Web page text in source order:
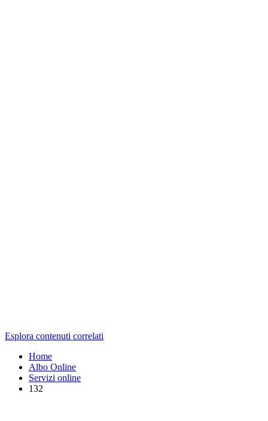
Esplora contenuti correlati
Home
Albo Online
Servizi online
132